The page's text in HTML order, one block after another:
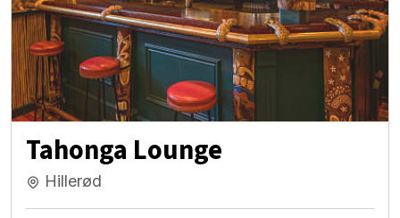
Tahonga Lounge
Hillerød